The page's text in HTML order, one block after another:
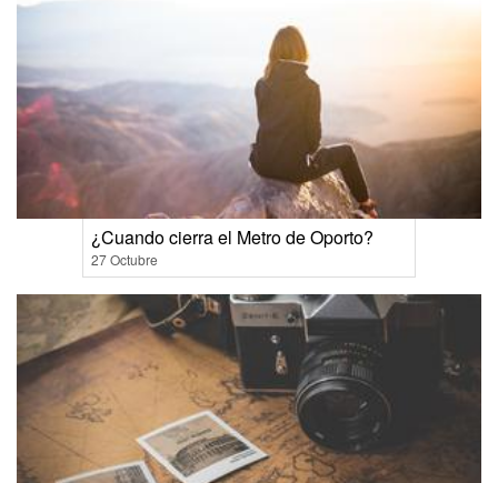
¿Cuando cierra el Metro de Oporto?
27 Octubre